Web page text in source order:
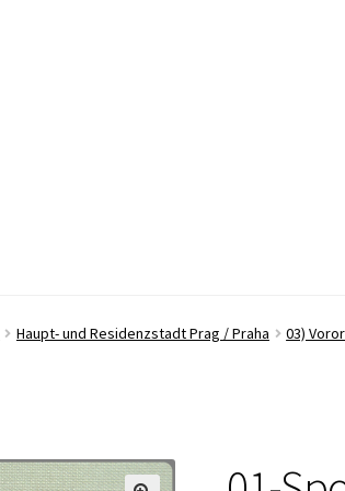
Haupt- und Residenzstadt Prag / Praha 03)